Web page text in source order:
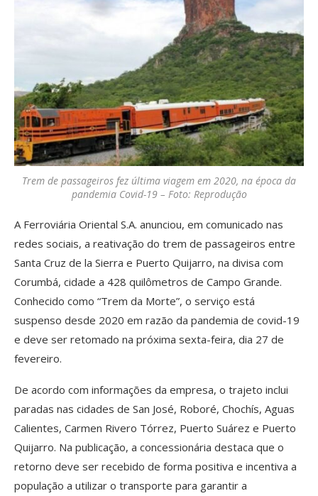
Trem de passageiros fez última viagem em 2020, na época da
pandemia Covid-19 – Foto: Reprodução
A Ferroviária Oriental S.A. anunciou, em comunicado nas
redes sociais, a reativação do trem de passageiros entre
Santa Cruz de la Sierra e Puerto Quijarro, na divisa com
Corumbá, cidade a 428 quilômetros de Campo Grande.
Conhecido como “Trem da Morte”, o serviço está
suspenso desde 2020 em razão da pandemia de covid-19
e deve ser retomado na próxima sexta-feira, dia 27 de
fevereiro.
De acordo com informações da empresa, o trajeto inclui
paradas nas cidades de San José, Roboré, Chochís, Aguas
Calientes, Carmen Rivero Tórrez, Puerto Suárez e Puerto
Quijarro. Na publicação, a concessionária destaca que o
retorno deve ser recebido de forma positiva e incentiva a
população a utilizar o transporte para garantir a